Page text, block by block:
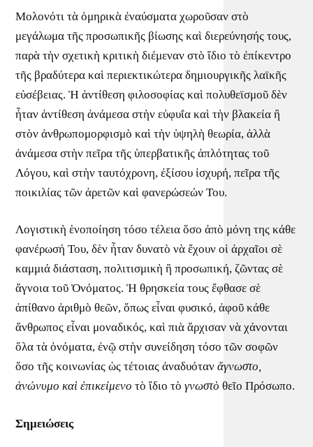
Μολονότι τὰ ὁμηρικὰ ἐναύσματα χωροῦσαν στὸ
μεγάλωμα τῆς προσωπικῆς βίωσης καὶ διερεύνησής τους,
παρὰ τὴν σχετικὴ κριτικὴ διέμεναν στὸ ἴδιο τὸ ἐπίκεντρο
τῆς βραδύτερα καὶ περιεκτικώτερα δημιουργικῆς λαϊκῆς
εὐσέβειας. Ἡ ἀντίθεση φιλοσοφίας καὶ πολυθεϊσμοῦ δὲν
ἦταν ἀντίθεση ἀνάμεσα στὴν εὐφυΐα καὶ τὴν βλακεία ἢ
στὸν ἀνθρωπομορφισμὸ καὶ τὴν ὑψηλὴ θεωρία, ἀλλὰ
ἀνάμεσα στὴν πεῖρα τῆς ὑπερβατικῆς ἁπλότητας τοῦ
Λόγου, καὶ στὴν ταυτόχρονη, ἐξίσου ἰσχυρή, πεῖρα τῆς
ποικιλίας τῶν ἀρετῶν καὶ φανερώσεών Του.
Λογιστικὴ ἑνοποίηση τόσο τέλεια ὅσο ἀπὸ μόνη της κάθε
φανέρωσή Του, δὲν ἦταν δυνατὸ νὰ ἔχουν οἱ ἀρχαῖοι σὲ
καμμιά διάσταση, πολιτισμικὴ ἢ προσωπική, ζῶντας σὲ
ἄγνοια τοῦ Ὀνόματος. Ἡ θρησκεία τους ἔφθασε σὲ
ἀπίθανο ἀριθμὸ θεῶν, ὅπως εἶναι φυσικό, ἀφοῦ κάθε
ἄνθρωπος εἶναι μοναδικός, καὶ πιὰ ἄρχισαν νὰ χάνονται
ὅλα τὰ ὀνόματα, ἐνῷ στὴν συνείδηση τόσο τῶν σοφῶν
ὅσο τῆς κοινωνίας ὡς τέτοιας ἀναδυότανἄγνωστο,
ἀνώνυμο καὶ ἐπικείμενοτὸ ἴδιο τὸγνωστὸθεῖο Πρόσωπο.
Σημειώσεις